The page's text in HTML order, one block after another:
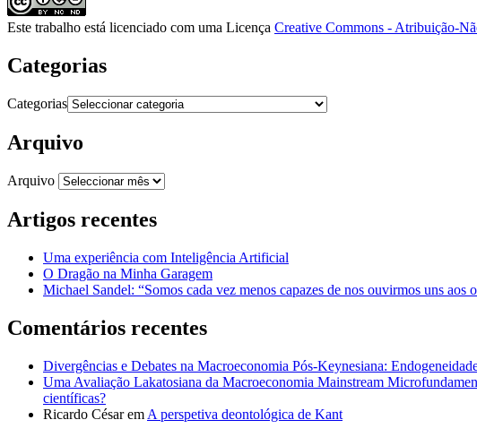
Este trabalho está licenciado com uma Licença Creative Commons - Atribuição-
Categorias
Categorias
Arquivo
Arquivo
Artigos recentes
Uma experiência com Inteligência Artificial
O Dragão na Minha Garagem
Michael Sandel: “Somos cada vez menos capazes de nos ouvirmos uns aos
Comentários recentes
Divergências e Debates na Macroeconomia Pós-Keynesiana:
Uma Avaliação Lakatosiana da Macroeconomia Mainstream
científicas?
Ricardo Césarem A perspetiva deontológica de Kant